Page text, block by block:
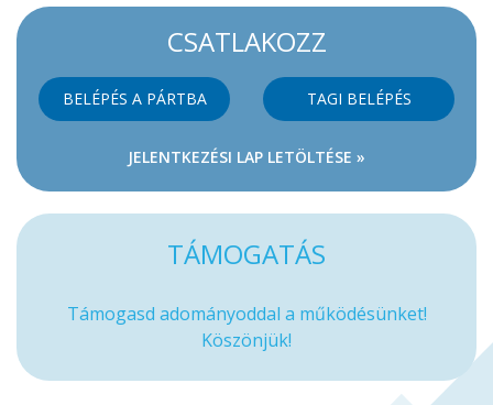
CSATLAKOZZ
BELÉPÉS A PÁRTBA TAGI BELÉPÉS
JELENTKEZÉSI LAP LETÖLTÉSE »
TÁMOGATÁS
Támogasd adományoddal a működésünket!
Köszönjük!